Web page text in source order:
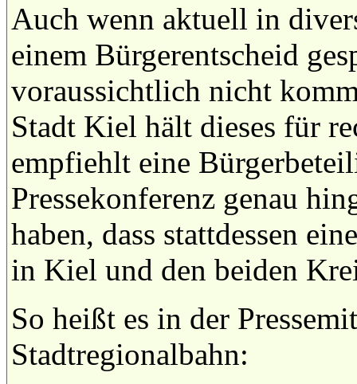
Auch wenn aktuell in
einem Bürgerentscheid
voraussichtlich nicht
Stadt Kiel hält dieses für
empfiehlt eine
Pressekonferenz genau
haben, dass stattdessen
in Kiel und den beiden
So heißt es in der
Stadtregionalbahn: